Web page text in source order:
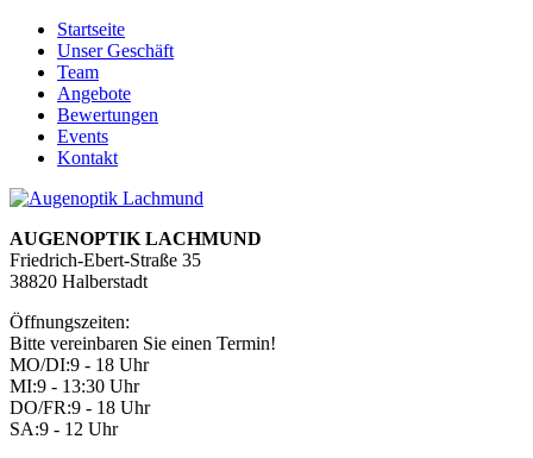
Startseite
Unser Geschäft
Team
Angebote
Bewertungen
Events
Kontakt
AUGENOPTIK LACHMUND
Friedrich-Ebert-Straße 35
38820 Halberstadt
Öffnungszeiten:
Bitte vereinbaren Sie einen Termin!
MO/DI:9 - 18 Uhr
MI:9 - 13:30 Uhr
DO/FR:9 - 18 Uhr
SA:9 - 12 Uhr